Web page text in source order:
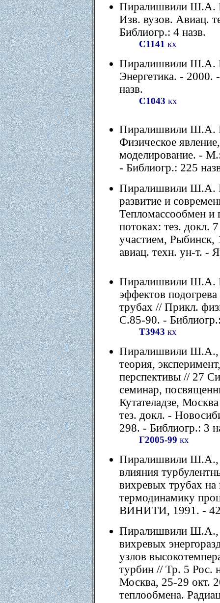
Пиралишвили Ш.А.
Изв. вузов. Авиац.
Библиогр.: 4 назв.
С1141 кх
Пиралишвили Ш.А.
Энергетика. -
назв.
С1043 кх
Пиралишвили Ш.А.
Физическое
моделирование. -
- Библиогр.: 225
Пиралишвили Ш.А.
развитие и
Тепломассообмен и
потоках: тез. докл.
участием, Рыбинск,
авиац. техн. ун-т. -
Пиралишвили Ш.А.
эффектов
трубах // Прикл.
С.85-90. -
Т3943 кх
Пиралишвили Ш.А.,
теория,
перспективы // 27
семинар,
Кутателадзе,
тез. докл. -
298. - Библиогр.: 3
Г2005-99 кх
Пиралишвили Ш.А.,
влияния
вихревых трубах
термодинамику
ВИНИТИ, 1991. -
Пиралишвили Ш.А.,
вихревых
узлов
турбин // Тр. 5 Рос.
Москва, 25-29 окт.
теплообмена.